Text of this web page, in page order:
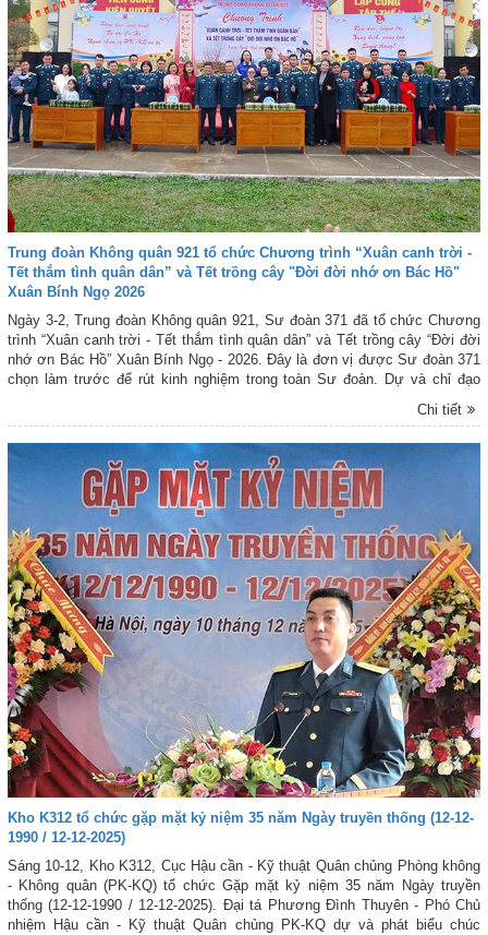
Trung đoàn Không quân 921 tổ chức Chương trình “Xuân canh trời -
Tết thắm tình quân dân” và Tết trồng cây "Đời đời nhớ ơn Bác Hồ"
Xuân Bính Ngọ 2026
Ngày 3-2, Trung đoàn Không quân 921, Sư đoàn 371 đã tổ chức Chương
trình “Xuân canh trời - Tết thắm tình quân dân” và Tết trồng cây “Đời đời
nhớ ơn Bác Hồ” Xuân Bính Ngọ - 2026. Đây là đơn vị được Sư đoàn 371
chọn làm trước để rút kinh nghiệm trong toàn Sư đoàn. Dự và chỉ đạo
thủ trưởng Phòng Chính trị Sư đoàn 371; lãnh đạo, chỉ huy Trung đoàn
cùng đông đảo cán bộ, đoàn viên thanh niên đơn vị và nhân dân trên địa
bàn đóng quân.
Chi tiết
Kho K312 tổ chức gặp mặt kỷ niệm 35 năm Ngày truyền thống (12-12-
1990 / 12-12-2025)
Sáng 10-12, Kho K312, Cục Hậu cần - Kỹ thuật Quân chủng Phòng không
- Không quân (PK-KQ) tổ chức Gặp mặt kỷ niệm 35 năm Ngày truyền
thống (12-12-1990 / 12-12-2025). Đại tá Phương Đình Thuyên - Phó Chủ
nhiệm Hậu cần - Kỹ thuật Quân chủng PK-KQ dự và phát biểu chúc